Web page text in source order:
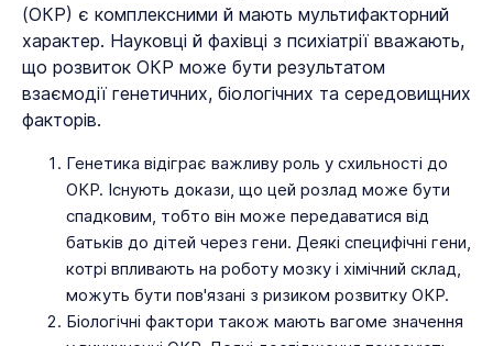
(ОКР) є комплексними й мають мультифакторний
характер. Науковці й фахівці з психіатрії вважають,
що розвиток ОКР може бути результатом
взаємодії генетичних, біологічних та середовищних
факторів.
Генетика відіграє важливу роль у схильності до
ОКР. Існують докази, що цей розлад може бути
спадковим, тобто він може передаватися від
батьків до дітей через гени. Деякі специфічні гени,
котрі впливають на роботу мозку і хімічний склад,
можуть бути пов'язані з ризиком розвитку ОКР.
Біологічні фактори також мають вагоме значення